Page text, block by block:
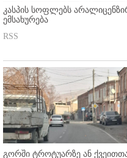
კასპის სოფლებს
ემსახურება
RSS
გორში ტროტუარზე ან